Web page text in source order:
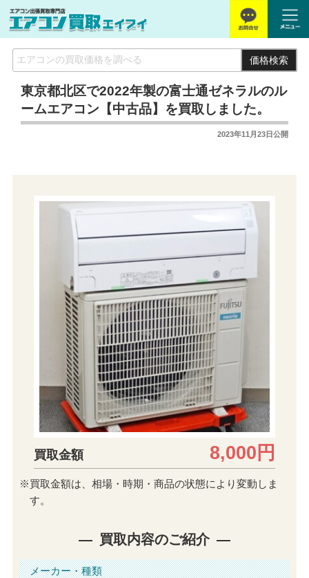
価格検索
東京都北区で2022年製の富士通ゼネラルのル
ームエアコン【中古品】を買取しました。
2023年11月23日公開
買取金額 8,000円
※買取金額は、相場・時期・商品の状態により変動しま
す。
買取内容のご紹介
メーカー・種類